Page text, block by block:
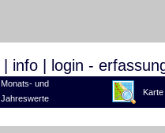
info login -
Monats- und
Jahreswerte
Karte